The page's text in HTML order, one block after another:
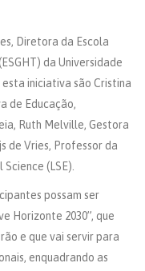
Diretora da Escola
da Universidade
iniciativa são Cristina
de Educação,
Ruth Melville, Gestora
de Vries, Professor da
(LSE).
possam ser
Horizonte 2030”, que
e que vai servir para
enquadrando as